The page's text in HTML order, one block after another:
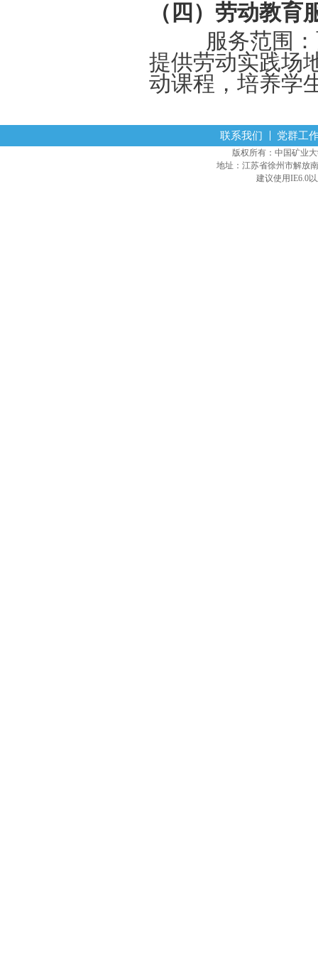
（四）劳动教育
服务范围：面
提供劳动实践场
动课程，培养学
联系我们 党群工
版权所有：中国矿业
地址：江苏省徐州市解放
建议使用IE6.0